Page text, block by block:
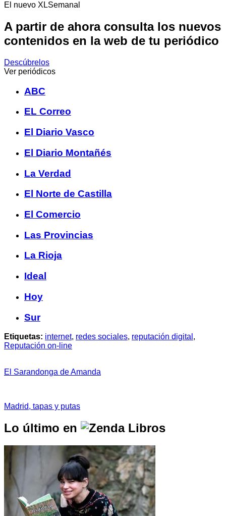
El nuevo XLSemanal
A partir de ahora consulta los nuevos
contenidos en la web de tu periódico
Descúbrelos
Ver periódicos
ABC
EL Correo
El Diario Vasco
El Diario Montañés
La Verdad
El Norte de Castilla
El Comercio
Las Provincias
La Rioja
Ideal
Hoy
Sur
Etiquetas: internet, redes sociales, reputación digital ,
Reputación on-line
El Sarandonga de Amanda
Madrid, tapas y putas
Lo último en